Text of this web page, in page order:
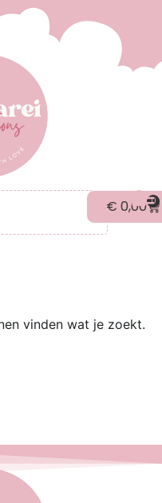
€ 0,00 0
vinden wat je zoekt.